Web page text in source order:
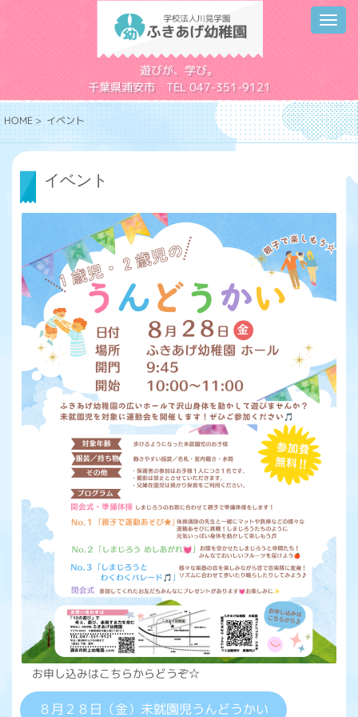
遊びが、学び。
千葉県浦安市 TEL 047-351-9121
HOME > イベント
イベント
お申し込みはこちらからどうぞ☆
８月２８日（金）未就園児うんどうかい